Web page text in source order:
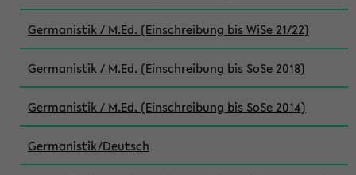
Germanistik / M.Ed. (Einschreibung bis WiSe 21/22)
Germanistik / M.Ed. (Einschreibung bis SoSe 2018)
Germanistik / M.Ed. (Einschreibung bis SoSe 2014)
Germanistik/Deutsch